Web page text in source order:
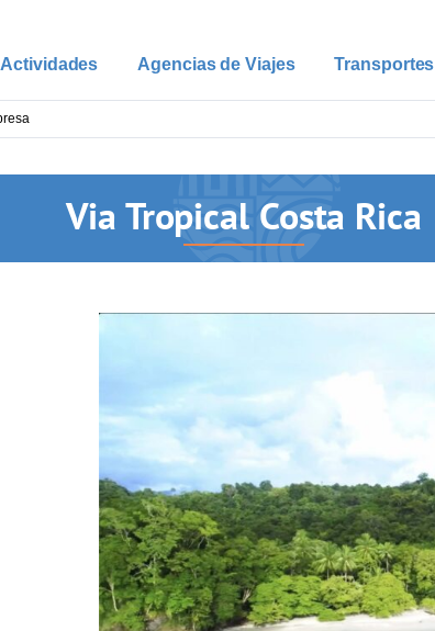
Actividades Agencias de Viajes Transportes
Via Tropical Costa Rica